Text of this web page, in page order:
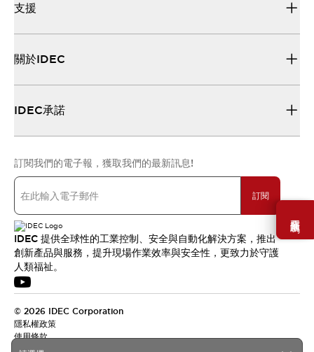
需要幫助嗎？
支援
關於IDEC
IDEC承諾
訂閱我們的電子報，獲取我們的最新訊息!
訂閱
IDEC 提供全球性的工業控制、安全與自動化解決方案，推出
創新產品與服務，提升現場作業效率與安全性，更致力於守護
人類福祉。
© 2026 IDEC Corporation
隱私權政策
使用條款